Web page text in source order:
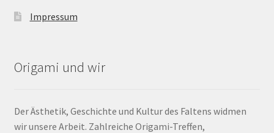
Impressum
Origami und wir
Der Ästhetik, Geschichte und Kultur des Faltens widmen
wir unsere Arbeit. Zahlreiche Origami-Treffen,